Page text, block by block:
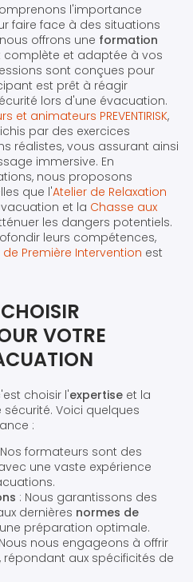
l'importance
faire face à des situations
offrons une formation
complète et adaptée à vos
sont conçues pour
est prêt à réagir
lors d'une évacuation.
et animateurs PREVENTIRISK,
par des exercices
réalistes, vous assurant ainsi
immersive. En
nous proposons
que l'Atelier de Relaxation
et la Chasse aux
les dangers potentiels.
leurs compétences,
de Première Intervention est
VOTRE
choisir l'expertise et la
Voici quelques
:
formateurs sont des
une vaste expérience
: Nous garantissons des
dernières normes de
préparation optimale.
nous engageons à offrir
répondant aux spécificités de